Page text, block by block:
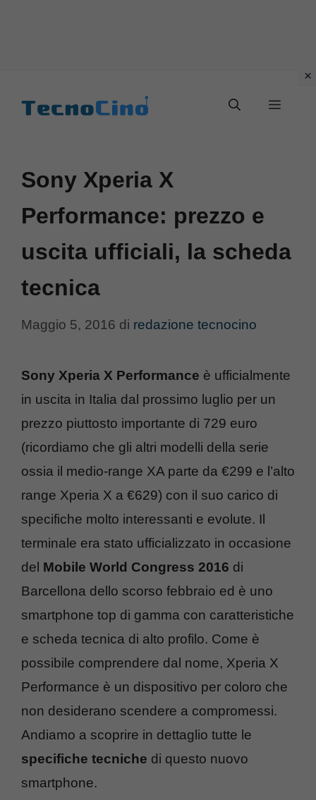
Menu
Sony Xperia X
Performance: prezzo e
uscita ufficiali, la scheda
tecnica
Maggio 5, 2016 di redazione tecnocino
Sony Xperia X Performance è ufficialmente
in uscita in Italia dal prossimo luglio per un
prezzo piuttosto importante di 729 euro
(ricordiamo che gli altri modelli della serie
ossia il medio-range XA parte da €299 e l’alto
range Xperia X a €629) con il suo carico di
specifiche molto interessanti e evolute. Il
terminale era stato ufficializzato in occasione
del Mobile World Congress 2016 di
Barcellona dello scorso febbraio ed è uno
smartphone top di gamma con caratteristiche
e scheda tecnica di alto profilo. Come è
possibile comprendere dal nome, Xperia X
Performance è un dispositivo per coloro che
non desiderano scendere a compromessi.
Andiamo a scoprire in dettaglio tutte le
specifiche tecniche di questo nuovo
smartphone.